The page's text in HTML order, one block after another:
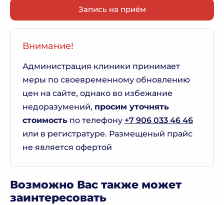
Запись на приём
Внимание!
Администрация клиники принимает
меры по своевременному обновлению
цен на сайте, однако во избежание
недоразумений, просим уточнять
стоимость по телефону +7 906 033 46 46
или в регистратуре. Размещеный прайс
не является офертой
Возможно Вас также может
заинтересовать